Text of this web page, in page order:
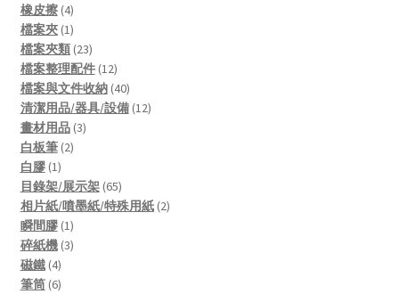
橡皮擦 44
products
檔案夾 11
product
檔案夾類 2323
products
檔案整理配件 1212
products
檔案與文件收納 4040
products
清潔用品/器具/設備 1212
畫材用品 33
白板筆 22
白膠 11
product
目錄架/展示架 6565
products
相片紙/噴墨紙/特殊用紙 22
瞬間膠 11
product
碎紙機 33
磁鐵 44
products
筆筒 66